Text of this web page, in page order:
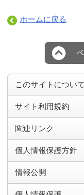
ホームに戻る
このサイトについて
サイト利用規約
関連リンク
個人情報保護方針
情報公開